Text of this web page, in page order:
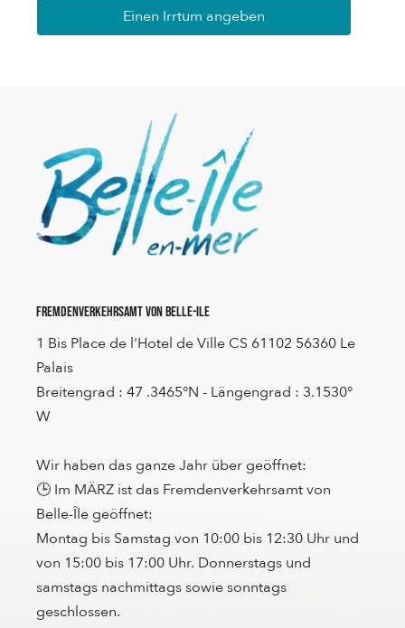
Einen Irrtum angeben
Fremdenverkehrsamt von Belle-Ile
1 Bis Place de l'Hotel de Ville CS 61102 56360 Le
Palais
Breitengrad : 47 .3465°N - Längengrad : 3.1530°
W
Wir haben das ganze Jahr über geöffnet:
🕒 Im MÄRZ ist das Fremdenverkehrsamt von
Belle-Île geöffnet:
Montag bis Samstag von 10:00 bis 12:30 Uhr und
von 15:00 bis 17:00 Uhr. Donnerstags und
samstags nachmittags sowie sonntags
geschlossen.